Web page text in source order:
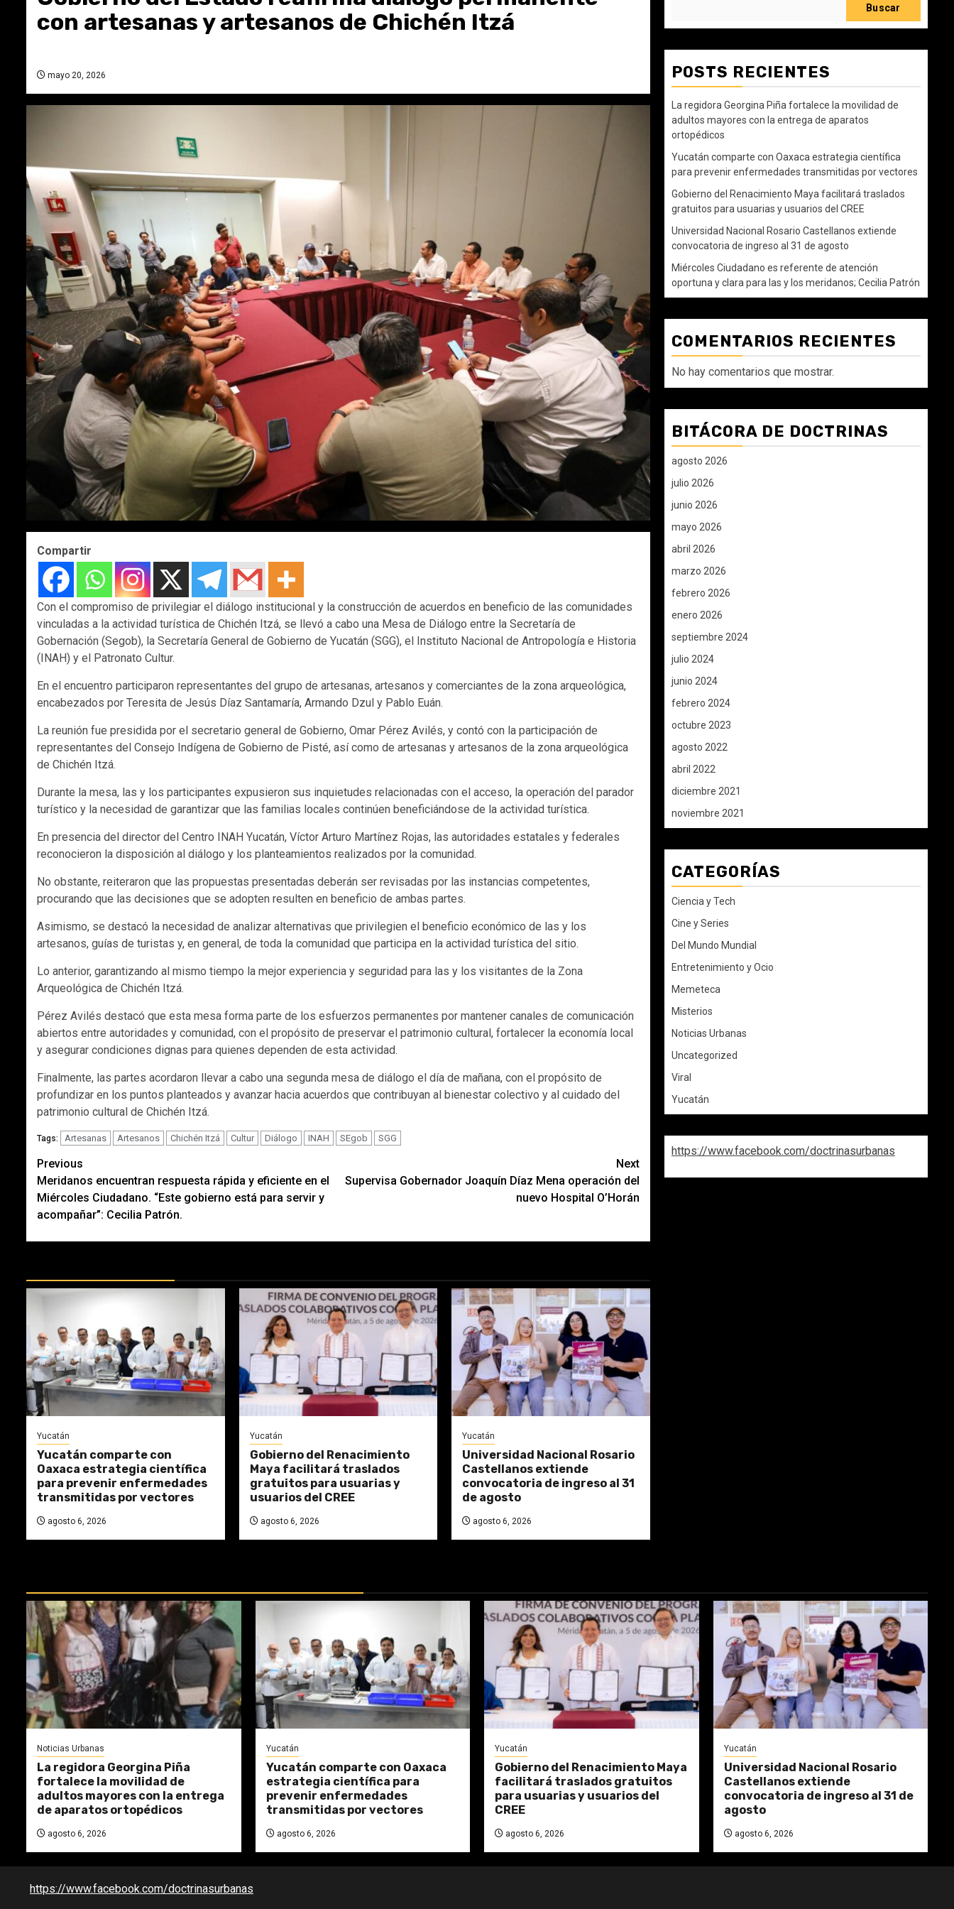
con artesanas y artesanos de Chichén Itzá
mayo 20, 2026
Compartir
Con el compromiso de privilegiar el diálogo institucional y la construcción de acuerdos en beneficio de las comunidades
vinculadas a la actividad turística de Chichén Itzá, se llevó a cabo una Mesa de Diálogo entre la Secretaría de
Gobernación (Segob), la Secretaría General de Gobierno de Yucatán (SGG), el Instituto Nacional de Antropología e Historia
(INAH) y el Patronato Cultur.
En el encuentro participaron representantes del grupo de artesanas, artesanos y comerciantes de la zona arqueológica,
encabezados por Teresita de Jesús Díaz Santamaría, Armando Dzul y Pablo Euán.
La reunión fue presidida por el secretario general de Gobierno, Omar Pérez Avilés, y contó con la participación de
representantes del Consejo Indígena de Gobierno de Pisté, así como de artesanas y artesanos de la zona arqueológica
de Chichén Itzá.
Durante la mesa, las y los participantes expusieron sus inquietudes relacionadas con el acceso, la operación del parador
turístico y la necesidad de garantizar que las familias locales continúen beneficiándose de la actividad turística.
En presencia del director del Centro INAH Yucatán, Víctor Arturo Martínez Rojas, las autoridades estatales y federales
reconocieron la disposición al diálogo y los planteamientos realizados por la comunidad.
No obstante, reiteraron que las propuestas presentadas deberán ser revisadas por las instancias competentes,
procurando que las decisiones que se adopten resulten en beneficio de ambas partes.
Asimismo, se destacó la necesidad de analizar alternativas que privilegien el beneficio económico de las y los
artesanos, guías de turistas y, en general, de toda la comunidad que participa en la actividad turística del sitio.
Lo anterior, garantizando al mismo tiempo la mejor experiencia y seguridad para las y los visitantes de la Zona
Arqueológica de Chichén Itzá.
Pérez Avilés destacó que esta mesa forma parte de los esfuerzos permanentes por mantener canales de comunicación
abiertos entre autoridades y comunidad, con el propósito de preservar el patrimonio cultural, fortalecer la economía local
y asegurar condiciones dignas para quienes dependen de esta actividad.
Finalmente, las partes acordaron llevar a cabo una segunda mesa de diálogo el día de mañana, con el propósito de
profundizar en los puntos planteados y avanzar hacia acuerdos que contribuyan al bienestar colectivo y al cuidado del
patrimonio cultural de Chichén Itzá.
Tags: Artesanas Artesanos Chichén Itzá Cultur Diálogo INAH SEgob SGG
Post
navigation
Previous
Meridanos encuentran respuesta rápida y eficiente en el
Miércoles Ciudadano. “Este gobierno está para servir y
acompañar”: Cecilia Patrón.
Next
Supervisa Gobernador Joaquín Díaz Mena operación del
nuevo Hospital O’Horán
Yucatán
Yucatán comparte con
Oaxaca estrategia científica
para prevenir enfermedades
transmitidas por vectores
agosto 6, 2026
Yucatán
Gobierno del Renacimiento
Maya facilitará traslados
gratuitos para usuarias y
usuarios del CREE
agosto 6, 2026
Yucatán
Universidad Nacional Rosario
Castellanos extiende
convocatoria de ingreso al 31
de agosto
agosto 6, 2026
Buscar
POSTS RECIENTES
La regidora Georgina Piña fortalece la movilidad de
adultos mayores con la entrega de aparatos
ortopédicos
Yucatán comparte con Oaxaca estrategia científica
para prevenir enfermedades transmitidas por vectores
Gobierno del Renacimiento Maya facilitará traslados
gratuitos para usuarias y usuarios del CREE
Universidad Nacional Rosario Castellanos extiende
convocatoria de ingreso al 31 de agosto
Miércoles Ciudadano es referente de atención
oportuna y clara para las y los meridanos; Cecilia Patrón
COMENTARIOS RECIENTES
No hay comentarios que mostrar.
BITÁCORA DE DOCTRINAS
agosto 2026
julio 2026
junio 2026
mayo 2026
abril 2026
marzo 2026
febrero 2026
enero 2026
septiembre 2024
julio 2024
junio 2024
febrero 2024
octubre 2023
agosto 2022
abril 2022
diciembre 2021
noviembre 2021
CATEGORÍAS
Ciencia y Tech
Cine y Series
Del Mundo Mundial
Entretenimiento y Ocio
Memeteca
Misterios
Noticias Urbanas
Uncategorized
Viral
Yucatán
https://www.facebook.com/doctrinasurbanas
Noticias Urbanas
La regidora Georgina Piña
fortalece la movilidad de
adultos mayores con la entrega
de aparatos ortopédicos
agosto 6, 2026
Yucatán
Yucatán comparte con Oaxaca
estrategia científica para
prevenir enfermedades
transmitidas por vectores
agosto 6, 2026
Yucatán
Gobierno del Renacimiento Maya
facilitará traslados gratuitos
para usuarias y usuarios del
CREE
agosto 6, 2026
Yucatán
Universidad Nacional Rosario
Castellanos extiende
convocatoria de ingreso al 31 de
agosto
agosto 6, 2026
https://www.facebook.com/doctrinasurbanas